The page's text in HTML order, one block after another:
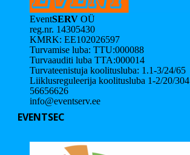
EventSERVOÜ
reg.nr. 14305430
KMRK: EE102026597
Turvamise luba: TTU:000088
Turvaauditi luba TTA:000014
Turvateenistuja koolitusluba: 1.1-3/24/65
Liiklusreguleerija koolitusluba 1-2/20/304
56656626
info@eventserv.ee
EVENTSEC